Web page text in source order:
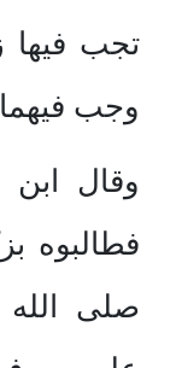
تجب فيها
وجب فيهما
وقال ابن
فطالبوه
صلى الله